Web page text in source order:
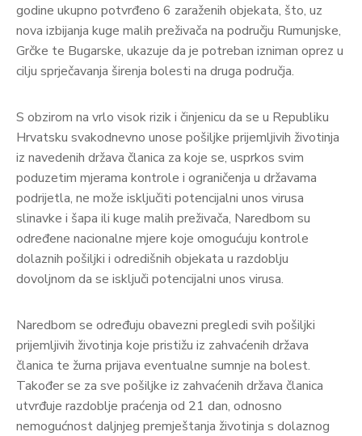
godine ukupno potvrđeno 6 zaraženih objekata, što, uz
nova izbijanja kuge malih preživača na području Rumunjske,
Grčke te Bugarske, ukazuje da je potreban izniman oprez u
cilju sprječavanja širenja bolesti na druga područja.
S obzirom na vrlo visok rizik i činjenicu da se u Republiku
Hrvatsku svakodnevno unose pošiljke prijemljivih životinja
iz navedenih država članica za koje se, usprkos svim
poduzetim mjerama kontrole i ograničenja u državama
podrijetla, ne može isključiti potencijalni unos virusa
slinavke i šapa ili kuge malih preživača, Naredbom su
određene nacionalne mjere koje omogućuju kontrole
dolaznih pošiljki i odredišnih objekata u razdoblju
dovoljnom da se isključi potencijalni unos virusa.
Naredbom se određuju obavezni pregledi svih pošiljki
prijemljivih životinja koje pristižu iz zahvaćenih država
članica te žurna prijava eventualne sumnje na bolest.
Također se za sve pošiljke iz zahvaćenih država članica
utvrđuje razdoblje praćenja od 21 dan, odnosno
nemogućnost daljnjeg premještanja životinja s dolaznog